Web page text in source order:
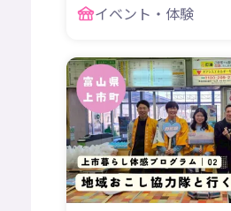
イベント・体験